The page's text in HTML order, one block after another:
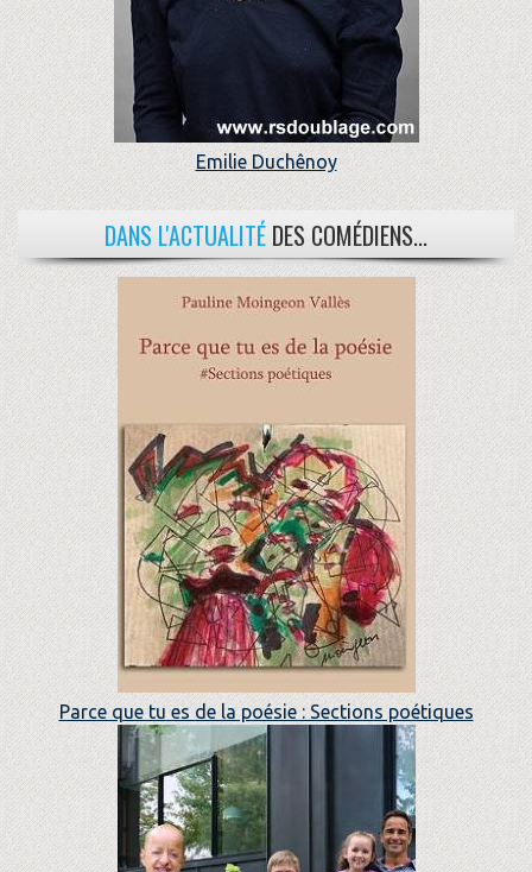
Emilie Duchênoy
DANS L'ACTUALITÉ DES COMÉDIENS...
Parce que tu es de la poésie : Sections poétiques